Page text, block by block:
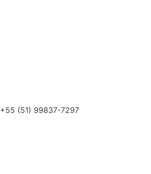
+55 (51) 99837-7297